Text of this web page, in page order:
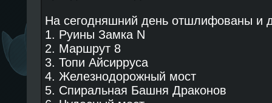
На сегодняшний день отшлифованы и
1. Руины Замка N
2. Маршрут 8
3. Топи Айсирруса
4. Железнодорожный мост
5. Спиральная Башня Драконов